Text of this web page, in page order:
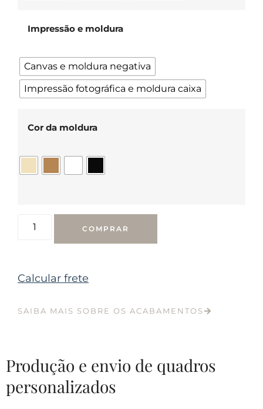
Impressão e moldura
Canvas e moldura negativa
Impressão fotográfica e moldura caixa
Cor da moldura
COMPRAR
Calcular frete
SAIBA MAIS SOBRE OS ACABAMENTOS
Produção e envio de quadros
personalizados